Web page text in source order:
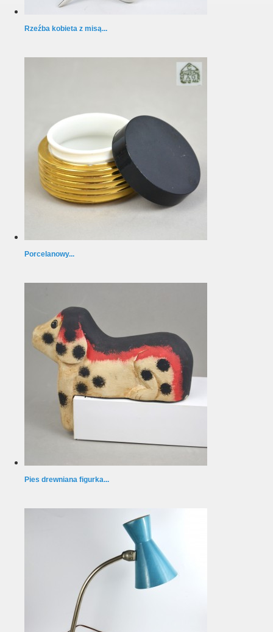
Rzeźba kobieta z misą...
Porcelanowy...
Pies drewniana figurka...